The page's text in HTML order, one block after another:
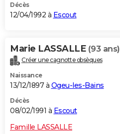
Décès
12/04/1992 à Escout
Marie LASSALLE (93 ans)
Créer une cagnotte obsèques
Naissance
13/12/1897 à Ogeu-les-Bains
Décès
08/02/1991 à Escout
Famille LASSALLE